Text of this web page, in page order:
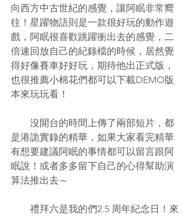
向西方中古世紀的感覺，讓阿眠非常嚮
往！星躍物語則是一款很好玩的動作遊
戲，阿眠很喜歡跳躍衝出去的感覺，二
倍速回放自己的紀錄檔的時候，居然覺
得好像賽車好好玩，期待他出正式版，
也很推薦小棉花們都可以下載DEMO版
本來玩玩看！
沒開台的時間上傳了兩部短片，都
是港詭實錄的精華，如果大家看完精華
有想要建議阿眠的事情都可以留言跟阿
眠說！或者多多留下自己的心得幫助演
算法推出去～
禮拜六是我的們2.5 周年紀念日！來